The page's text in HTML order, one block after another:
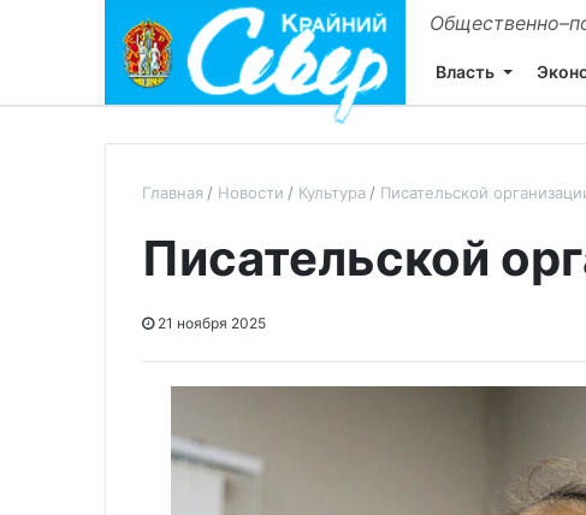
Власть
Главная Новости Культура Писательской
Писательской
21 ноября 2025